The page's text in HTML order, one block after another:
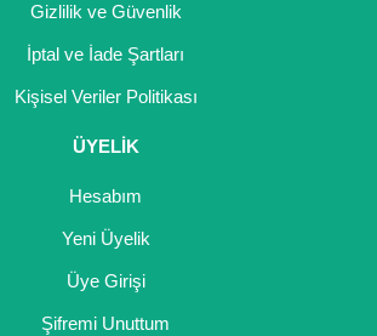
Gizlilik ve Güvenlik
İptal ve İade Şartları
Kişisel Veriler Politikası
ÜYELİK
Hesabım
Yeni Üyelik
Üye Girişi
Şifremi Unuttum